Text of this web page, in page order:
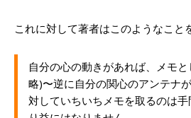
これに対して著者はこのようなこと
自分の心の動きがあれば、メモ
略)〜逆に自分の関心のアンテナ
対していちいちメモを取るのは